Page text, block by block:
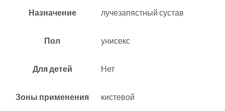
Назначение лучезапястный сустав
Пол унисекс
Для детей Нет
Зоны применения кистевой